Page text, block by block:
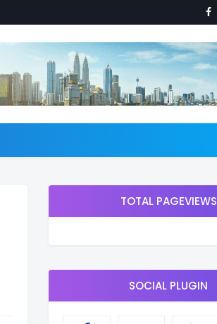
TOTAL PAGEVIEWS
SOCIAL PLUGIN